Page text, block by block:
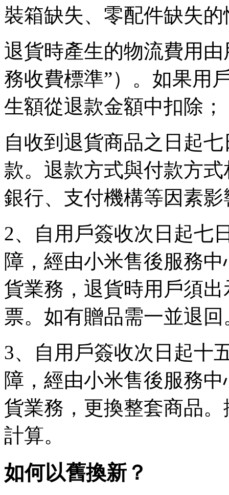
裝箱缺失、零配件缺失
退貨時產生的物流費用
務收費標準”）。如果用
生額從退款金額中扣除；
自收到退貨商品之日起
款。退款方式與付款方
銀行、支付機構等因素影
2、自用戶簽收次日起七
障，經由小米售後服務
貨業務，退貨時用戶須
票。如有贈品需一並退回
3、自用戶簽收次日起十
障，經由小米售後服務
貨業務，更換整套商品
計算。
如何以舊換新？